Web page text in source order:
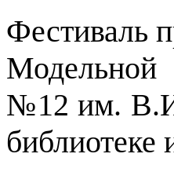
Фестиваль
Модельной
№12 им.